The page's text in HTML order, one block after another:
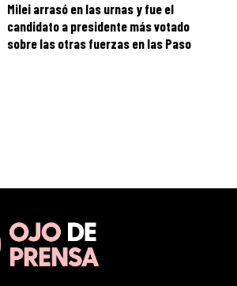
Milei arrasó en las urnas y fue el
candidato a presidente más votado
sobre las otras fuerzas en las Paso